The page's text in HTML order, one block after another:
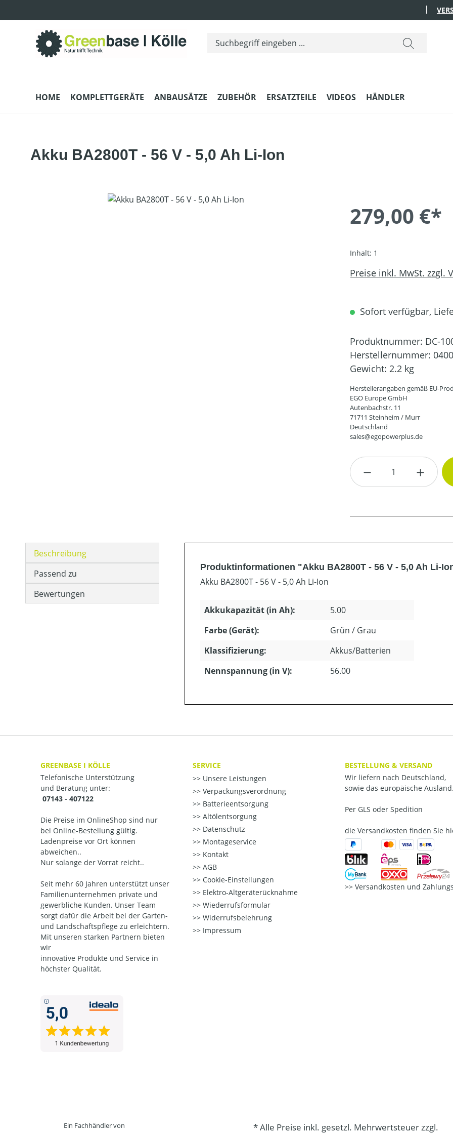
HOME KOMPLETTGERÄTE ANBAUSÄTZE ZUBEHÖR ERSATZTEILE VIDEOS HÄNDLER
Akku BA2800T - 56 V - 5,0 Ah Li-Ion
Bildergalerie überspringen
279,00 €*
Inhalt: 1
Preise inkl. MwSt. zzgl.
Sofort verfügbar,
Produktnummer: DC-
Herstellernummer:
Gewicht: 2.2 kg
Herstellerangaben gemäß EU-
EGO Europe GmbH
Autenbachstr. 11
71711 Steinheim / Murr
Deutschland
sales@egopowerplus.de
Produkt Anzahl:
Beschreibung
Passend zu
Bewertungen
Produktinformationen "Akku BA2800T - 56 V - 5,0 Ah Li-
Akku BA2800T - 56 V - 5,0 Ah Li-Ion
Akkukapazität (in Ah):
5.00
Farbe (Gerät):
Grün / Grau
Klassifizierung:
Akkus/Batterien
Nennspannung (in V):
56.00
GREENBASE I KÖLLE
Telefonische Unterstützung
und Beratung unter:
07143 - 407122
Die Preise im OnlineShop sind nur
bei Online-Bestellung gültig.
Ladenpreise vor Ort können
abweichen..
Nur solange der Vorrat reicht..
Seit mehr 60 Jahren unterstützt unser
Familienunternehmen private und
gewerbliche Kunden. Unser Team
sorgt dafür die Arbeit bei der Garten-
und Landschaftspflege zu erleichtern.
Mit unseren starken Partnern bieten
wir
innovative Produkte und Service in
höchster Qualität.
SERVICE
Unsere Leistungen
Verpackungsverordnung
Batterieentsorgung
Altölentsorgung
Datenschutz
Montageservice
Kontakt
AGB
Cookie-Einstellungen
Elektro-Altgeräterücknahme
Wiederrufsformular
Widerrufsbelehrung
Impressum
BESTELLUNG & VERSAND
Wir liefern nach Deutschland,
sowie das europäische Ausland.
Per GLS oder Spedition
die Versandkosten finden Sie
Versandkosten und
Ein Fachhändler von * Alle Preise inkl. gesetzl. Mehrwertsteuer zzgl.